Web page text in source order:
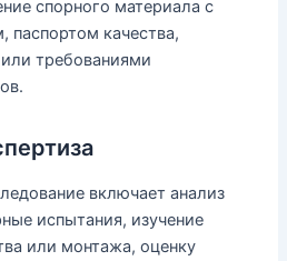
спорного материала с
паспортом качества,
требованиями
включает анализ
испытания, изучение
или монтажа, оценку